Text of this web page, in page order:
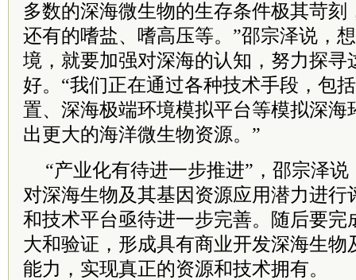
多数的深海微生物的生存条件极其苛刻
还有的嗜盐、嗜高压等。”邵宗泽说，
境，就要加强对深海的认知，努力探寻
好。“我们正在通过各种技术手段，包
置、深海极端环境模拟平台等模拟深海
出更大的海洋微生物资源。”
“产业化有待进一步推进”，邵宗泽
对深海生物及其基因资源应用潜力进行
和技术平台亟待进一步完善。随后要完
大和验证，形成具有商业开发深海生物
能力，实现真正的资源和技术拥有。